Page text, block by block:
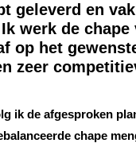
geleverd en
werk de chape
op het
zeer
ik de afgesproken
chape